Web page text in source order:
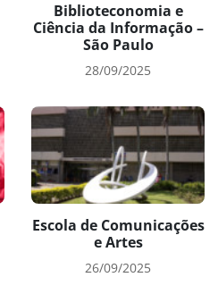
Biblioteconomia e
Ciência da Informação –
São Paulo
28/09/2025
Escola de Comunicações
e Artes
26/09/2025